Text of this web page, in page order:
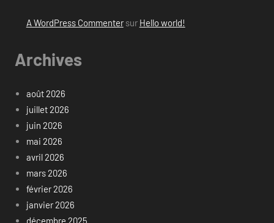
A WordPress Commentersur Hello world!
Archives
août 2026
juillet 2026
juin 2026
mai 2026
avril 2026
mars 2026
février 2026
janvier 2026
décembre 2025